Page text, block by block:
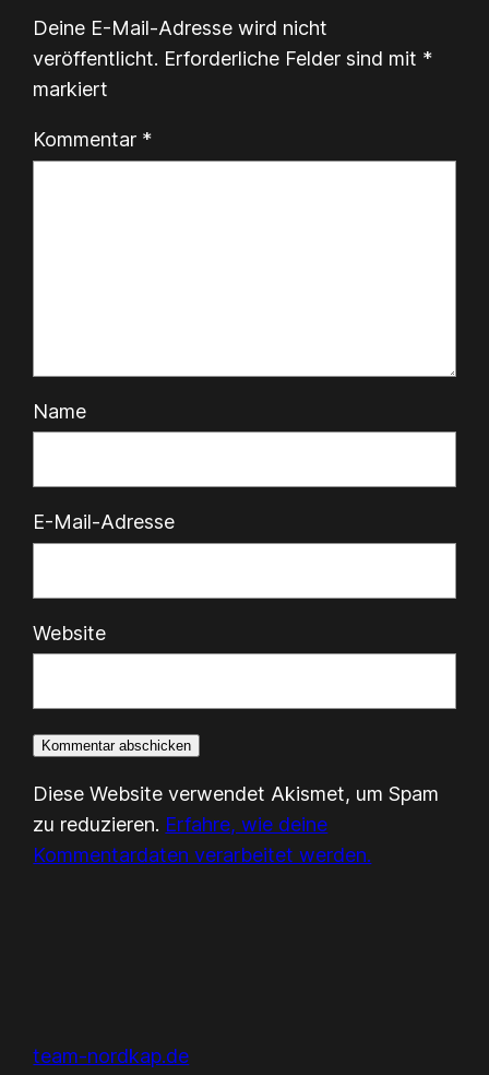
Deine E-Mail-Adresse wird nicht
veröffentlicht. Erforderliche Felder sind mit *
markiert
Kommentar *
Name
E-Mail-Adresse
Website
Diese Website verwendet Akismet, um Spam
zu reduzieren. Erfahre, wie deine
Kommentardaten verarbeitet werden.
team-nordkap.de